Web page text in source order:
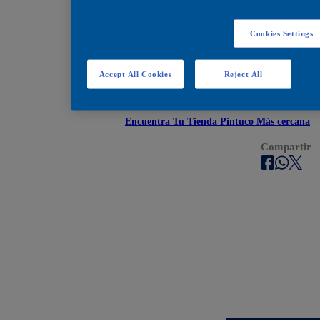
Almohadilla
Encuéntralos en estos
Encuentra Tu Tienda Pintuco Más cercana
Compartir
Cookies Settings
Reject All
Accept All Cookies